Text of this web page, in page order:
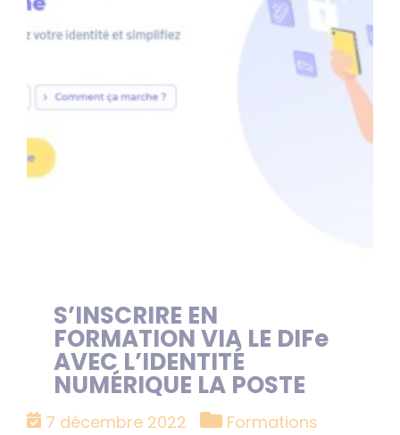
S’INSCRIRE EN
FORMATION VIA LE DIFe
AVEC L’IDENTITÉ
NUMÉRIQUE LA POSTE
7 décembre 2022 Catégories
Formations